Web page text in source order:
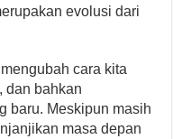
evolusi dari
cara kita
dan bahkan
baru. Meskipun masih
masa depan